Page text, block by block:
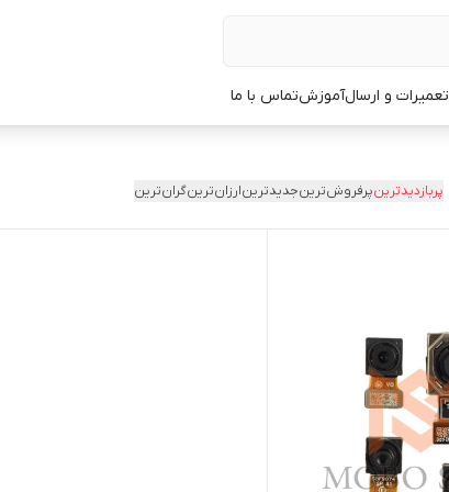
تعمیرات و ارسالآموزشتماس با ما
پربازدیدترینپرفروش‌ترینجدیدترینارزان‌ترینگران‌ترین